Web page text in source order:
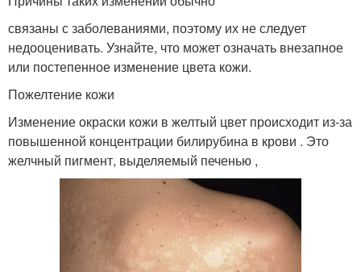
связаны с заболеваниями, поэтому их не следует
недооценивать. Узнайте, что может означать внезапное
или постепенное изменение цвета кожи.
Пожелтение кожи
Изменение окраски кожи в желтый цвет происходит из-за
повышенной концентрации билирубина в крови . Это
желчный пигмент, выделяемый печенью ,